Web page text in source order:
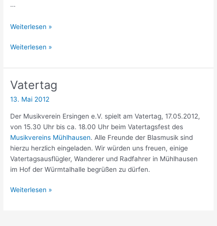
…
Vorankündigung
Weiterlesen »
Vorankündigung
Weiterlesen »
Vatertag
13. Mai 2012
Der Musikverein Ersingen e.V. spielt am Vatertag, 17.05.2012,
von 15.30 Uhr bis ca. 18.00 Uhr beim Vatertagsfest des
Musikvereins Mühlhausen. Alle Freunde der Blasmusik sind
hierzu herzlich eingeladen. Wir würden uns freuen, einige
Vatertagsausflügler, Wanderer und Radfahrer in Mühlhausen
im Hof der Würmtalhalle begrüßen zu dürfen.
Vatertag
Weiterlesen »